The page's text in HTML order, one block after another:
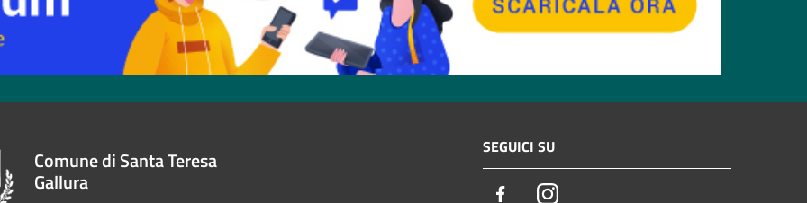
Comune di Santa Teresa
Gallura
SEGUICI SU
FacebookInstagram